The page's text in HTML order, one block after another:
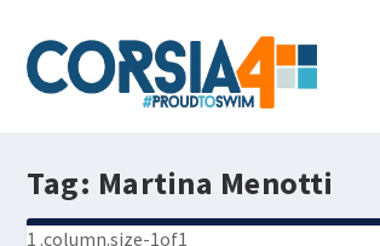
Tag: Martina Menotti